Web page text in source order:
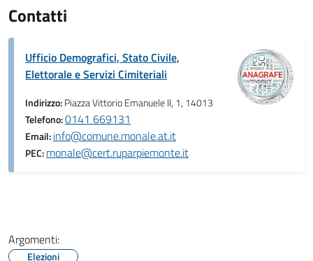
Contatti
Ufficio Demografici, Stato Civile,
Elettorale e Servizi Cimiteriali
Indirizzo:Piazza Vittorio Emanuele II, 1, 14013
Telefono:0141 669131
Email:info@comune.monale.at.it
PEC:monale@cert.ruparpiemonte.it
Argomenti:
Elezioni